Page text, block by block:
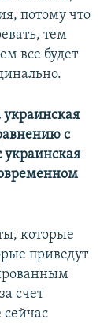
потому что
тем
все будет
украинская
с
украинская
которые
приведут
счет